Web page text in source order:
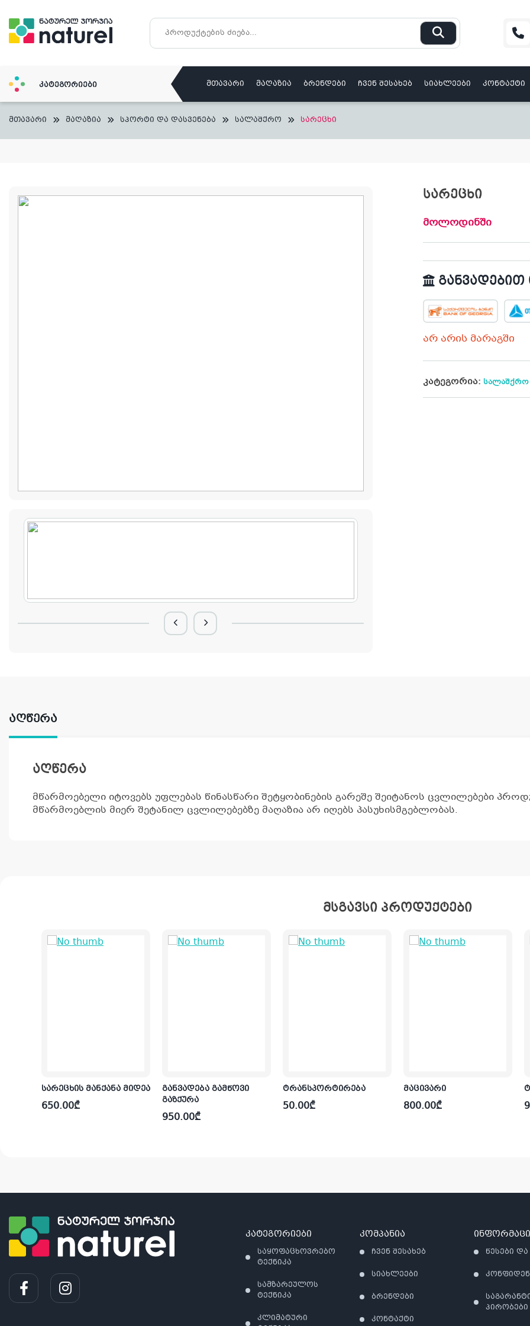
content
კატეგორიები მთავარი მაღაზია ბრენდები ჩვენ შესახებ სიახლეები კონტაქტი
მთავარი მაღაზია სპორტი და დასვენება სალაშქრო სარეცხი
სარეცხი
მოლოდინში
განვადებით
არ არის მარაგში
კატეგორია: სალაშქრო
ᲐᲦᲬᲔᲠᲐ
აღწერა
მწარმოებელი იტოვებს უფლებას წინასწარი შეტყობინების გარეშე შეიტანოს ცვლილებები
მწარმოებლის მიერ შეტანილ ცვლილებებზე მაღაზია არ იღებს პასუხისმგებლობას.
მსგავსი პროდუქტები
სარეცხის მანქანა მიდეა
650.00₾
განვადება გამწოვი
გაზქურა
950.00₾
ტრანსპორტირება
50.00₾
მაცივარი
800.00₾
კატეგორიები
საყოფაცხოვრებო
ტექნიკა
სამზარეულოს
ტექნიკა
კლიმატური
კომპანია
ჩვენ შესახებ
სიახლეები
ბრენდები
კონტაქტი
წესები
პირობები